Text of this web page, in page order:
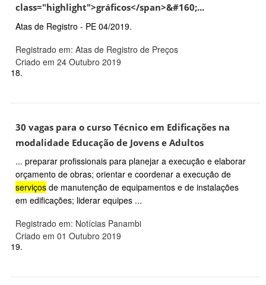
class="highlight">gráficos</span>&#160;...
Atas de Registro - PE 04/2019.
Registrado em: Atas de Registro de Preços
Criado em 24 Outubro 2019
18.
30 vagas para o curso Técnico em Edificações na
modalidade Educação de Jovens e Adultos
... preparar profissionais para planejar a execução e elaborar
orçamento de obras; orientar e coordenar a execução de
serviços de manutenção de equipamentos e de instalações
em edificações; liderar equipes ...
Registrado em: Notícias Panambi
Criado em 01 Outubro 2019
19.